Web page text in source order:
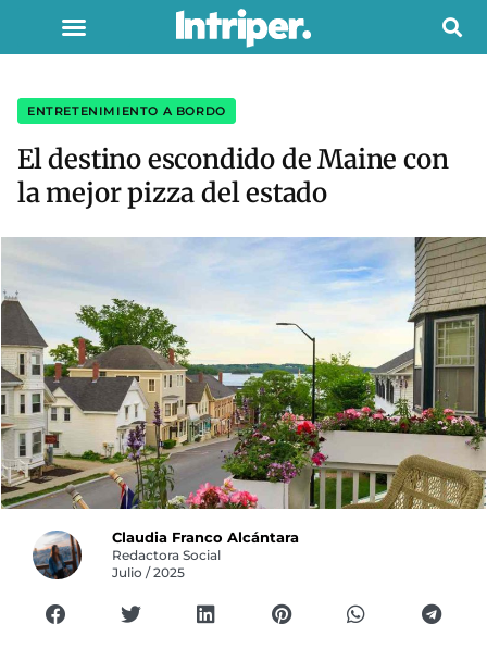
ENTRETENIMIENTO A BORDO
El destino escondido de Maine con
la mejor pizza del estado
Claudia Franco Alcántara
Redactora Social
Julio / 2025